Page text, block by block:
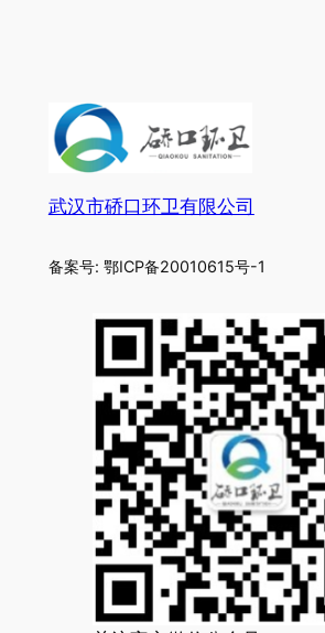
武汉市硚口环卫有限公司
备案号: 鄂ICP备20010615号-1